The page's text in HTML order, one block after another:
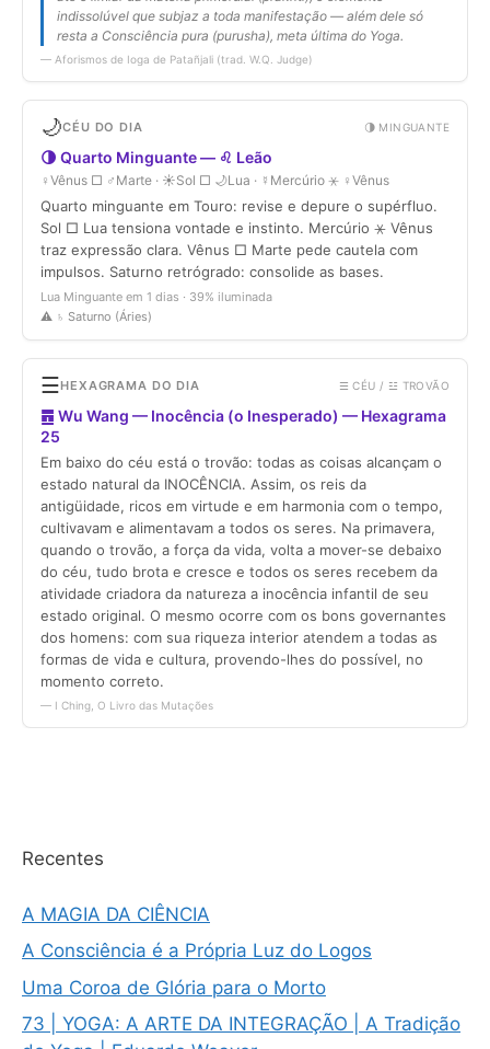
Recentes
A MAGIA DA CIÊNCIA
A Consciência é a Própria Luz do Logos
Uma Coroa de Glória para o Morto
73 | YOGA: A ARTE DA INTEGRAÇÃO | A Tradição